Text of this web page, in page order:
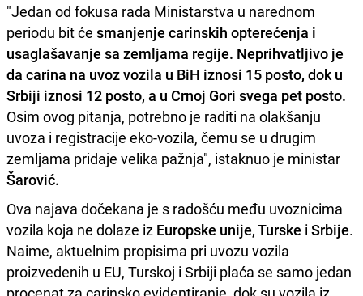
"Jedan od fokusa rada Ministarstva u narednom
periodu bit će smanjenje carinskih opterećenja i
usaglašavanje sa zemljama regije. Neprihvatljivo je
da carina na uvoz vozila u BiH iznosi 15 posto, dok u
Srbiji iznosi 12 posto, a u Crnoj Gori svega pet posto.
Osim ovog pitanja, potrebno je raditi na olakšanju
uvoza i registracije eko-vozila, čemu se u drugim
zemljama pridaje velika pažnja", istaknuo je ministar
Šarović.
Ova najava dočekana je s radošću među uvoznicima
vozila koja ne dolaze iz Europske unije, Turske i Srbije.
Naime, aktuelnim propisima pri uvozu vozila
proizvedenih u EU, Turskoj i Srbiji plaća se samo jedan